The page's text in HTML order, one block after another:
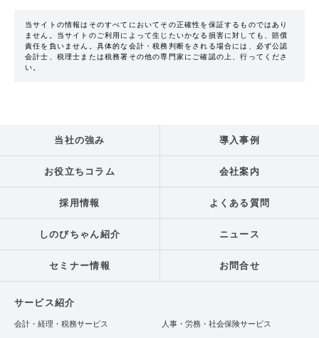
当サイトの情報はそのすべてにおいてその正確性を保証するものではあり
ません。当サイトのご利用によって生じたいかなる損害に対しても、賠償
責任を負いません。具体的な会計・税務判断をされる場合には、必ず公認
会計士、税理士または税務署その他の専門家にご確認の上、行ってくださ
い。
当社の強み 導入事例
お役立ちコラム 会社案内
採用情報 よくある質問
しのびちゃん紹介 ニュース
セミナー情報 お問合せ
サービス紹介
会計・経理・税務サービス 人事・労務・社会保険サービス